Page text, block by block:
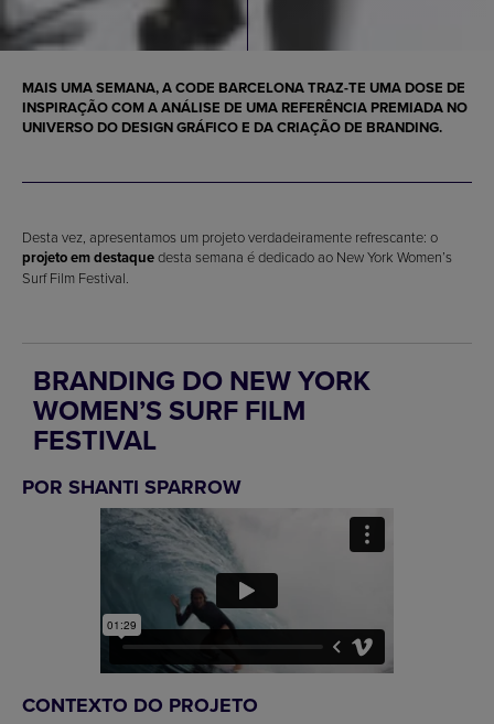
MAIS UMA SEMANA, A CODE BARCELONA TRAZ-TE UMA DOSE DE
INSPIRAÇÃO COM A ANÁLISE DE UMA REFERÊNCIA PREMIADA NO
UNIVERSO DO DESIGN GRÁFICO E DA CRIAÇÃO DE BRANDING.
Desta vez, apresentamos um projeto verdadeiramente refrescante: o
projeto em destaquedesta semana é dedicado ao New York Women’s
Surf Film Festival.
BRANDING DO NEW YORK
WOMEN’S SURF FILM
FESTIVAL
POR SHANTI SPARROW
CONTEXTO DO PROJETO